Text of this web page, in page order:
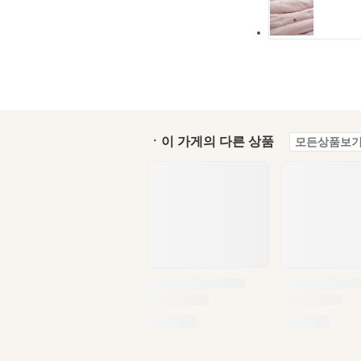
ㆍ이 가게의 다른 상품 모든상품보